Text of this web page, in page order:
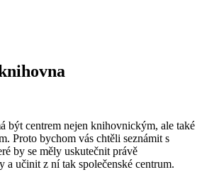
být centrem nejen knihovnickým, ale také
Proto bychom vás chtěli seznámit s
by se měly uskutečnit právě
a učinit z ní tak společenské centrum.